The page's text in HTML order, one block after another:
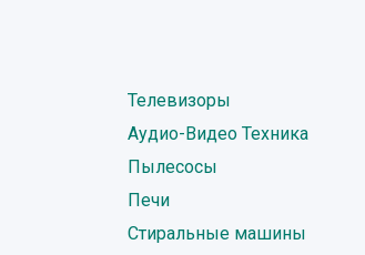
Телевизоры
Аудио-Видео Техника
Пылесосы
Печи
Стиральные машины